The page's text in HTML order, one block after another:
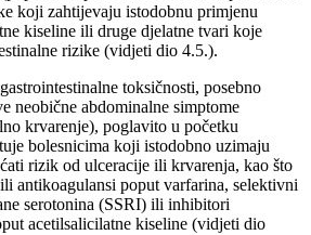
koji zahtijevaju istodobnu primjenu
kiseline ili druge djelatne tvari koje
rizike (vidjeti dio 4.5.).
toksičnosti, posebno
neobične abdominalne simptome
krvarenje), poglavito u početku
bolesnicima koji istodobno uzimaju
rizik od ulceracije ili krvarenja, kao što
antikoagulansi poput varfarina, selektivni
serotonina (SSRI) ili inhibitori
acetilsalicilatne kiseline (vidjeti dio